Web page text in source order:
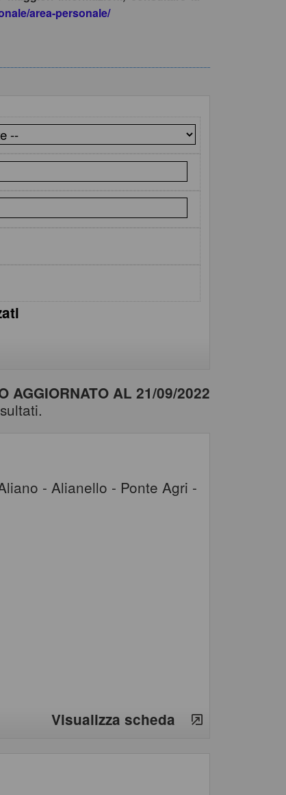
area-personale/
AGGIORNATO AL 21/09/2022
- Alianello - Ponte Agri -
Visualizza scheda